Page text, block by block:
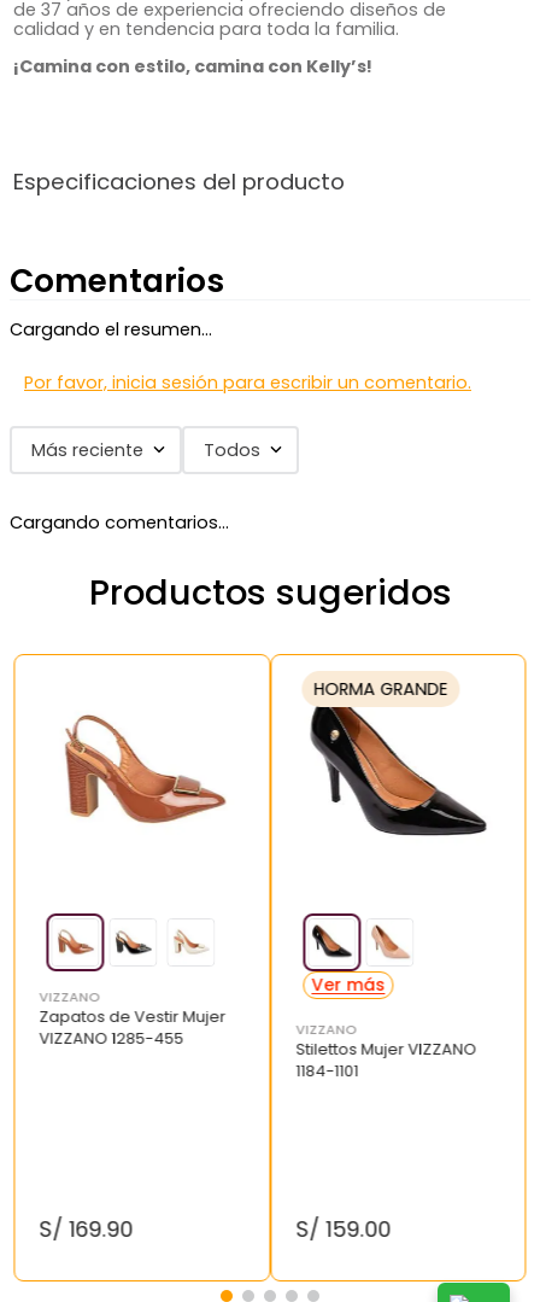
de 37 años de experiencia ofreciendo diseños de
calidad y en tendencia para toda la familia.
¡Camina con estilo, camina con Kelly’s!
Especificaciones del producto
Comentarios
Cargando el resumen…
Por favor, inicia sesión para escribir un comentario.
Más reciente Todos
Cargando comentarios…
Productos sugeridos
VIZZANO
Zapatos de Vestir Mujer
VIZZANO 1285-455
S/ 169.90
HORMA GRANDE
VIZZANO
Stilettos Mujer VIZZANO
1184-1101
S/ 159.00